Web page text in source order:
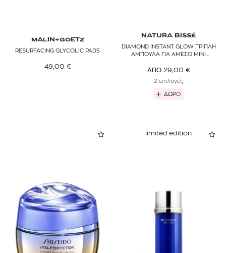
MALIN+GOETZ
RESURFACING GLYCOLIC PADS
49,00 €
NATURA BISSÉ
DIAMOND INSTANT GLOW ΤΡΙΠΛΗ
ΑΜΠΟΥΛΑ ΓΙΑ ΑΜΕΣΟ ΜΙΝΙ
ΑΠΟ 29,00 €
2 επιλογές
ΔΩΡΟ
limited edition